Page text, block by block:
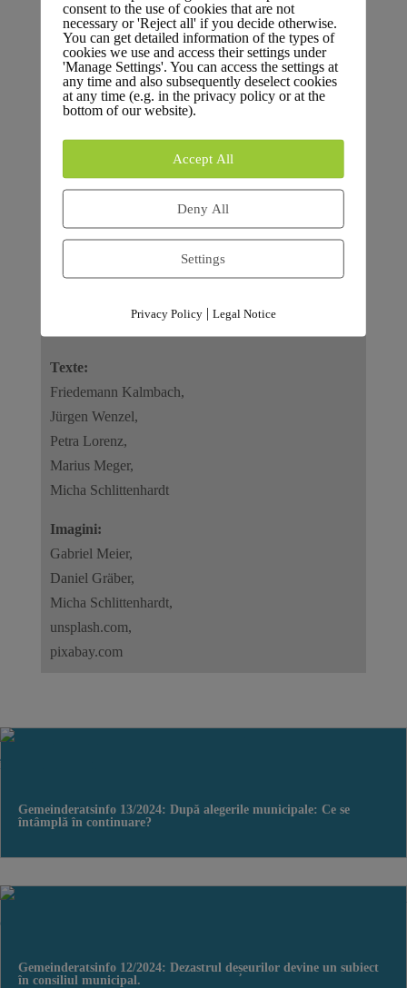
ISSN 2751-7918
Citație:
Publicat de:
Freie Wähler | FÜR Karlsruhe grupul consiliului
municipal
Hebelstraße 13
Texte:
Friedemann Kalmbach,
Jürgen Wenzel,
Petra Lorenz,
Marius Meger,
Micha Schlittenhardt
Imagini:
Gabriel Meier,
Daniel Gräber,
Micha Schlittenhardt,
unsplash.com,
pixabay.com
Gemeinderatsinfo 13/2024: După alegerile municipale: Ce se
întâmplă în continuare?
Gemeinderatsinfo 12/2024: Dezastrul deșeurilor devine un subiect
în consiliul municipal.
consent to the use of cookies that are not
necessary or 'Reject all' if you decide otherwise.
You can get detailed information of the types of
cookies we use and access their settings under
'Manage Settings'. You can access the settings at
any time and also subsequently deselect cookies
at any time (e.g. in the privacy policy or at the
bottom of our website).
Accept All
Deny All
Settings
Privacy Policy| Legal Notice